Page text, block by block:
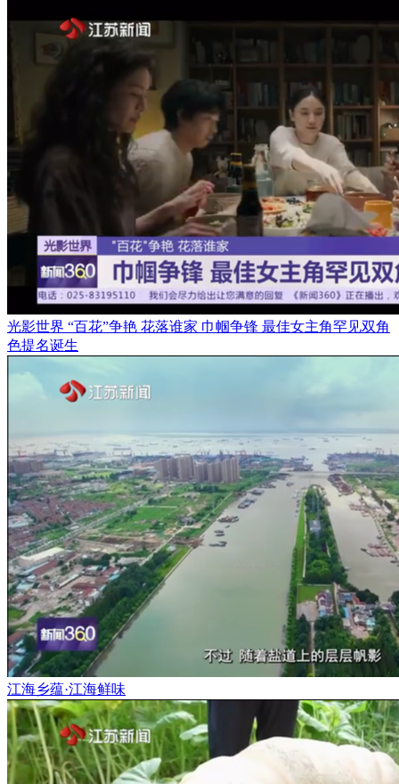
光影世界 “百花”争艳 花落谁家 巾帼争锋 最佳女主角罕见双角
色提名诞生
江海乡蕴·江海鲜味